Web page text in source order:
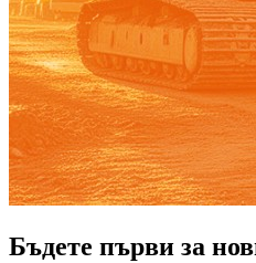
Бъдете първи за